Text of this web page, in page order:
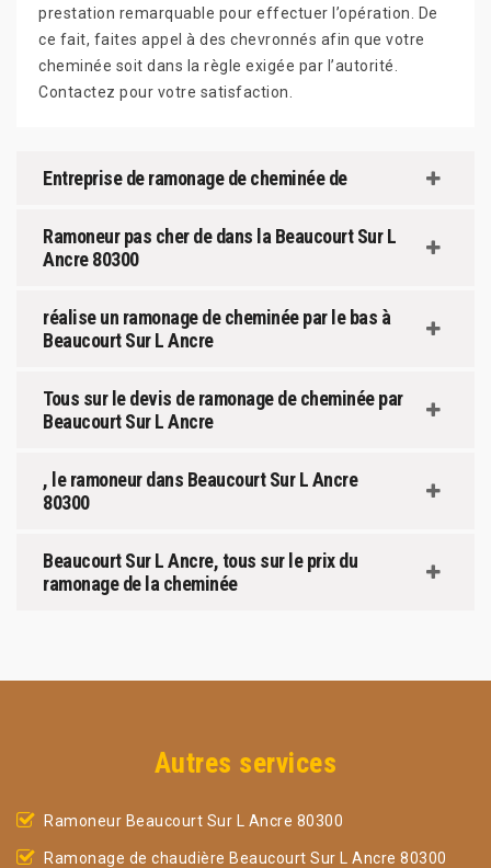
prestation remarquable pour effectuer l’opération. De
ce fait, faites appel à des chevronnés afin que votre
cheminée soit dans la règle exigée par l’autorité.
Contactez pour votre satisfaction.
Entreprise de ramonage de cheminée de
Ramoneur pas cher de dans la Beaucourt Sur L
Ancre 80300
réalise un ramonage de cheminée par le bas à
Beaucourt Sur L Ancre
Tous sur le devis de ramonage de cheminée par
Beaucourt Sur L Ancre
, le ramoneur dans Beaucourt Sur L Ancre
80300
Beaucourt Sur L Ancre, tous sur le prix du
ramonage de la cheminée
Autres services
Ramoneur Beaucourt Sur L Ancre 80300
Ramonage de chaudière Beaucourt Sur L Ancre 80300